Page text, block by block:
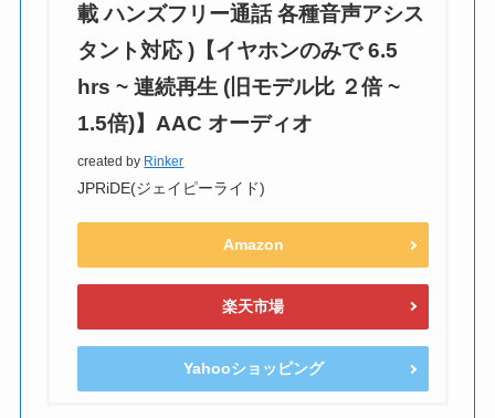
載 ハンズフリー通話 各種音声アシス
タント対応 )【イヤホンのみで 6.5
hrs ~ 連続再生 (旧モデル比 ２倍 ~
1.5倍)】AAC オーディオ
created by Rinker
JPRiDE(ジェイピーライド)
Amazon
楽天市場
Yahooショッピング